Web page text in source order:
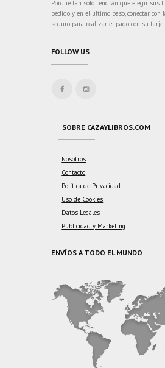
Porque tan solo tendrán que elegir sus
pedido y en el último paso, conectar con
seguro para realizar el pago con su
FOLLOW US
SOBRE CAZAYLIBROS.COM
Nosotros
Contacto
Política de Privacidad
Uso de Cookies
Datos Legales
Publicidad y Marketing
ENVÍOS A TODO EL MUNDO